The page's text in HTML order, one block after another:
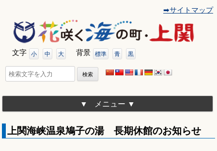
動
➡サイトマップ
文字 小 中 大 背景 標準 青 黒
検
索:
メニュー
上関海峡温泉鳩子の湯 長期休館のお知らせ